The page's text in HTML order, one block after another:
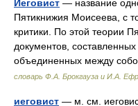
Иеговист — название
Пятикнижия Моисеева, с
критики. По этой теории
документов,
объединенных между
словарь Ф.А. Брокгауза и И.А.
иеговист — м. см.